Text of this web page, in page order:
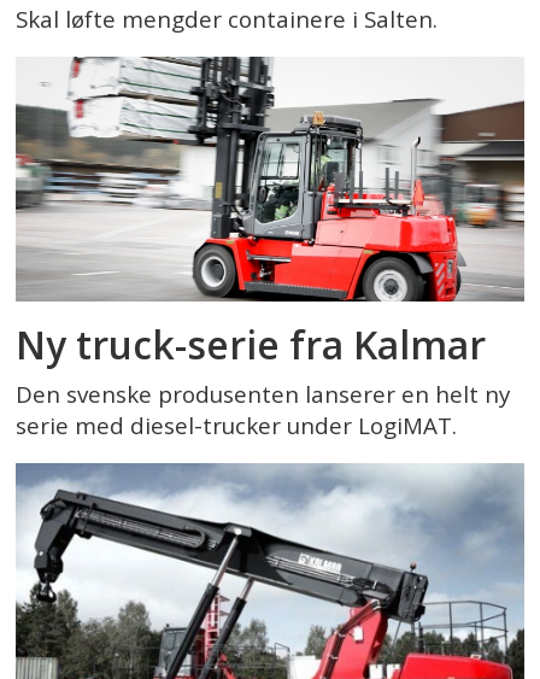
Skal løfte mengder containere i Salten.
Ny truck-serie fra Kalmar
Den svenske produsenten lanserer en helt ny
serie med diesel-trucker under LogiMAT.